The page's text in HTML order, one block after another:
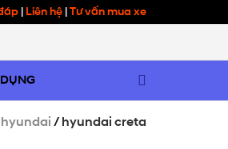
| Liên hệ |Tư vấn mua xe
hyundai / hyundai creta